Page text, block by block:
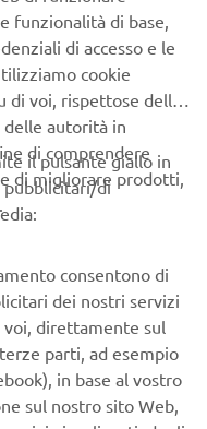
Wheel (LMW)
and production
designers have
wheel scooter that is
2020 with its best-in-
and unrivalled
funzionalità di base,
di accesso e le
cookie
voi, rispettose della
delle autorità in
di comprendere
di migliorare prodotti,
il pulsante giallo in
pubblicitari/di
consentono di
dei nostri servizi
direttamente sul
parti, ad esempio
in base al vostro
sul nostro sito Web,